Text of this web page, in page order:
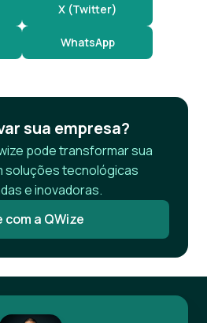
X (Twitter)
WhatsApp
sua empresa?
pode transformar sua
soluções tecnológicas
e inovadoras.
com a QWize